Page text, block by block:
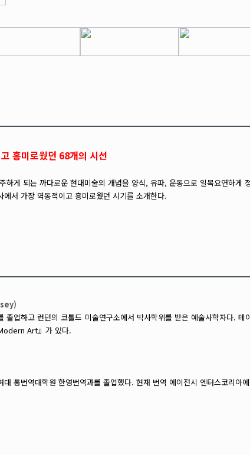
흥미로웠던 68개의 시선
하게 되는 까다로운 현대미술의 개념을 양식, 유파, 운동으로 일목요연하
서 가장 역동적이고 흥미로웠던 시기를 소개한다.
졸업하고 런던의 코톨드 미술연구소에서 박사학위를 받은 예술사학자
Art』가 있다.
대 통번역대학원 한영번역과를 졸업했다. 현재 번역 에이전시 엔터스코리